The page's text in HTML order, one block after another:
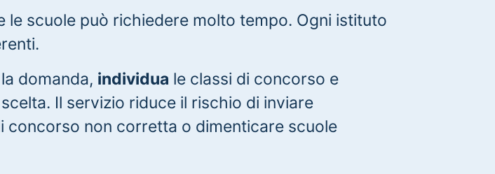
scuole può richiedere molto tempo. Ogni istituto
la domanda, individua le classi di concorso e
Il servizio riduce il rischio di inviare
concorso non corretta o dimenticare scuole